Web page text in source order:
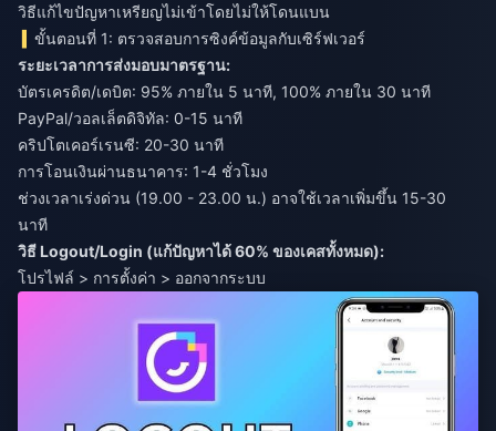
วิธีแก้ไขปัญหาเหรียญไม่เข้าโดยไม่ให้โดนแบน
ขั้นตอนที่ 1: ตรวจสอบการซิงค์ข้อมูลกับเซิร์ฟเวอร์
ระยะเวลาการส่งมอบมาตรฐาน:
บัตรเครดิต/เดบิต: 95% ภายใน 5 นาที, 100% ภายใน 30 นาที
PayPal/วอลเล็ตดิจิทัล: 0-15 นาที
คริปโตเคอร์เรนซี: 20-30 นาที
การโอนเงินผ่านธนาคาร: 1-4 ชั่วโมง
ช่วงเวลาเร่งด่วน (19.00 - 23.00 น.) อาจใช้เวลาเพิ่มขึ้น 15-30
นาที
วิธี Logout/Login (แก้ปัญหาได้ 60% ของเคสทั้งหมด):
โปรไฟล์ > การตั้งค่า > ออกจากระบบ